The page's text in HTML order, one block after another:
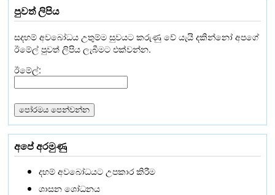
පුවත් ලිපිය
සදහම් අවබෝධය උතුම්ම සුවයට කරුණු වේ යැයි දකින්නෝ අපගේ
ඊමේල් පුවත් ලිපිය ලැබීමට එක්වන්න.
ඊමේල්:
අපේ අරමුණු
දහම් අවබෝධයට උපකාර කිරීම
ශාසන ශෝධනය